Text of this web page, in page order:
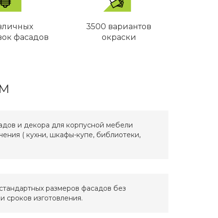
не ожидал. Столешница в итоге вышла по
на фабрику «Массив» Столешница из
справились. Доставили к нам по адресу и
Классный производитель и качество
фасадов
3500 вариантов
окраски
и декора для корпусной мебели
( кухни, шкафы-купе, библиотеки,
размеров фасадов без
сроков изготовления.